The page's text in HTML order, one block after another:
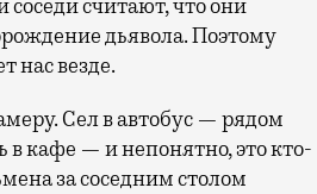
считают, что они
дьявола. Поэтому
нас везде.
Сел в автобус — рядом
кафе — и непонятно, это кто-
за соседним столом